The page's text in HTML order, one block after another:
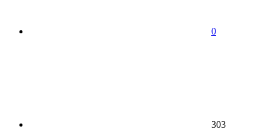
0
303